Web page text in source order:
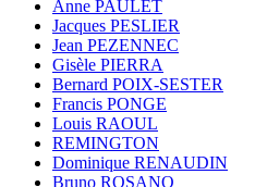
Anne PAULET
Jacques PESLIER
Jean PEZENNEC
Gisèle PIERRA
Bernard POIX-SESTER
Francis PONGE
Louis RAOUL
REMINGTON
Dominique RENAUDIN
Bruno ROSANO